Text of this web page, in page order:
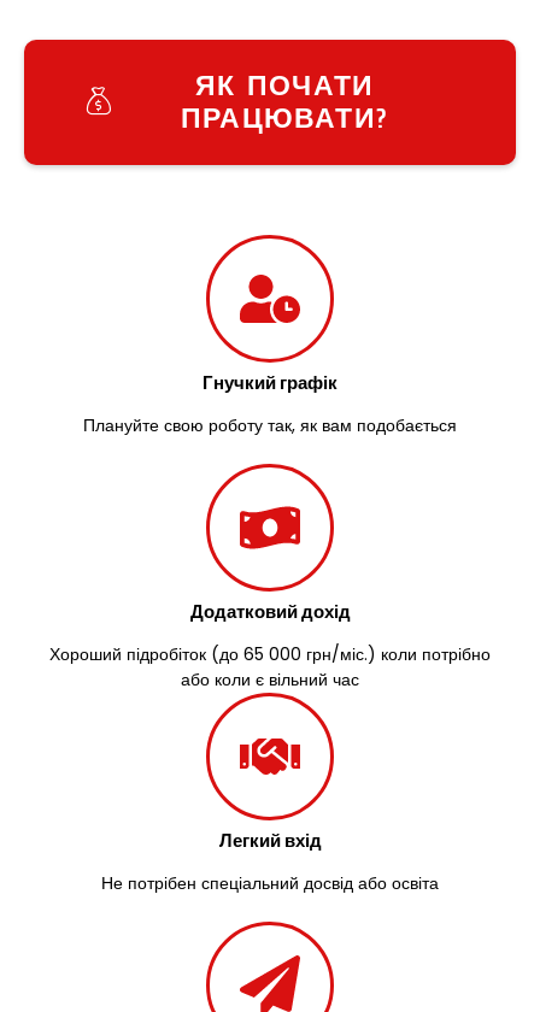
ЯК ПОЧАТИ
ПРАЦЮВАТИ?
Гнучкий графік
Плануйте свою роботу так, як вам подобається
Додатковий дохід
Хороший підробіток (до 65 000 грн/міс.) коли потрібно
або коли є вільний час
Легкий вхід
Не потрібен спеціальний досвід або освіта
Великий Омеляник
Вільнянськ
Вінниця
Винники
Вишенки
Запоріжжя
Звенигородка